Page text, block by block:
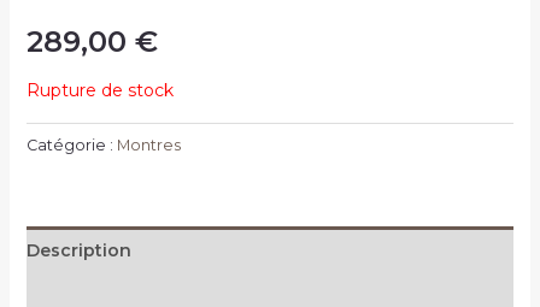
289,00 €
Rupture de stock
Catégorie : Montres
Description